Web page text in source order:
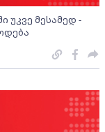
უკვე მესამედ -